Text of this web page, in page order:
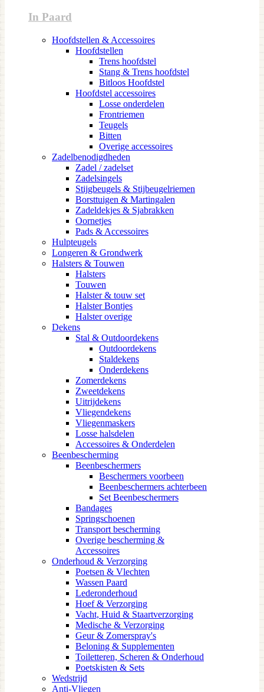
In Paard
Hoofdstellen & Accessoires
Hoofdstellen
Trens hoofdstel
Stang & Trens hoofdstel
Bitloos Hoofdstel
Hoofdstel accessoires
Losse onderdelen
Frontriemen
Teugels
Bitten
Overige accessoires
Zadelbenodigdheden
Zadel / zadelset
Zadelsingels
Stijgbeugels & Stijbeugelriemen
Borsttuigen & Martingalen
Zadeldekjes & Sjabrakken
Oornetjes
Pads & Accessoires
Hulpteugels
Longeren & Grondwerk
Halsters & Touwen
Halsters
Touwen
Halster & touw set
Halster Bontjes
Halster overige
Dekens
Stal & Outdoordekens
Outdoordekens
Staldekens
Onderdekens
Zomerdekens
Zweetdekens
Uitrijdekens
Vliegendekens
Vliegenmaskers
Losse halsdelen
Accessoires & Onderdelen
Beenbescherming
Beenbeschermers
Beschermers voorbeen
Beenbeschermers achterbeen
Set Beenbeschermers
Bandages
Springschoenen
Transport bescherming
Overige bescherming &
Accessoires
Onderhoud & Verzorging
Poetsen & Vlechten
Wassen Paard
Lederonderhoud
Hoef & Verzorging
Vacht, Huid & Staartverzorging
Medische & Verzorging
Geur & Zomerspray's
Beloning & Supplementen
Toiletteren, Scheren & Onderhoud
Poetskisten & Sets
Wedstrijd
Anti-Vliegen